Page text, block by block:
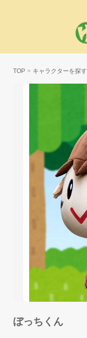
TOP キャラクターを探す
ぼっちくん